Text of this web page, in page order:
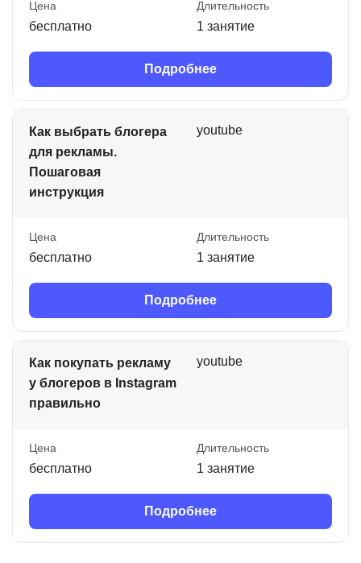
Цена
бесплатно
Длительность
1 занятие
Подробнее
Как выбрать блогера
для рекламы.
Пошаговая
инструкция
youtube
Цена
бесплатно
Длительность
1 занятие
Подробнее
Как покупать рекламу
у блогеров в Instagram
правильно
youtube
Цена
бесплатно
Длительность
1 занятие
Подробнее